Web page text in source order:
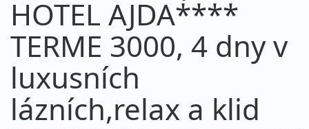
HOTEL AJDA****
TERME 3000, 4 dny v
luxusních
lázních,relax a klid